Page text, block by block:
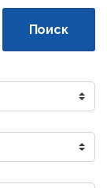
Поиск